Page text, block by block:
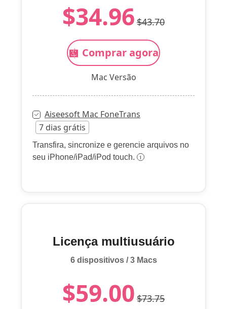
$34.96 $43.70
Comprar agora
Mac Versão
Aiseesoft Mac FoneTrans
7 dias grátis
Transfira, sincronize e gerencie arquivos no
seu iPhone/iPad/iPod touch.
Licença multiusuário
6 dispositivos / 3 Macs
$59.00 $73.75